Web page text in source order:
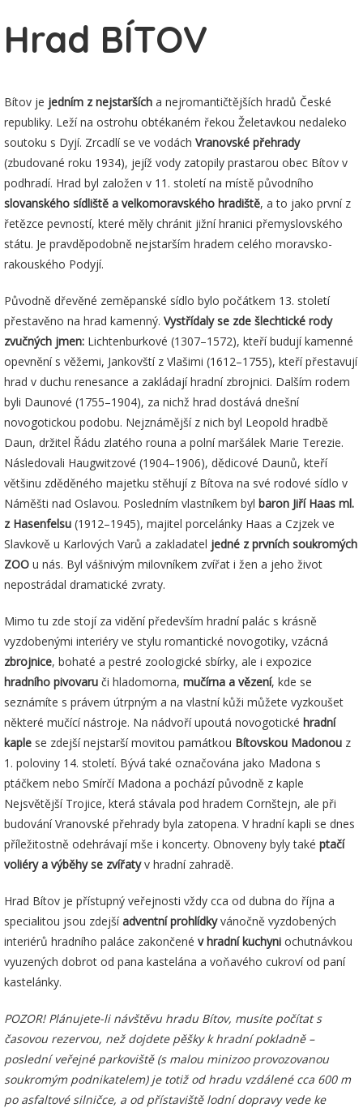
Hrad BÍTOV
Bítov je jedním z nejstarších a nejromantičtějších hradů České
republiky. Leží na ostrohu obtékaném řekou Želetavkou nedaleko
soutoku s Dyjí. Zrcadlí se ve vodách Vranovské přehrady
(zbudované roku 1934), jejíž vody zatopily prastarou obec Bítov v
podhradí. Hrad byl založen v 11. století na místě původního
slovanského sídliště a velkomoravského hradiště, a to jako první z
řetězce pevností, které měly chránit jižní hranici přemyslovského
státu. Je pravděpodobně nejstarším hradem celého moravsko-
rakouského Podyjí.
Původně dřevěné zeměpanské sídlo bylo počátkem 13. století
přestavěno na hrad kamenný. Vystřídaly se zde šlechtické rody
zvučných jmen: Lichtenburkové (1307–1572), kteří budují kamenné
opevnění s věžemi, Jankovští z Vlašimi (1612–1755), kteří přestavují
hrad v duchu renesance a zakládají hradní zbrojnici. Dalším rodem
byli Daunové (1755–1904), za nichž hrad dostává dnešní
novogotickou podobu. Nejznámější z nich byl Leopold hradbě
Daun, držitel Řádu zlatého rouna a polní maršálek Marie Terezie.
Následovali Haugwitzové (1904–1906), dědicové Daunů, kteří
většinu zděděného majetku stěhují z Bítova na své rodové sídlo v
Náměšti nad Oslavou. Posledním vlastníkem byl baron Jiří Haas ml.
z Hasenfelsu (1912–1945), majitel porcelánky Haas a Czjzek ve
Slavkově u Karlových Varů a zakladatel jedné z prvních soukromých
ZOO u nás. Byl vášnivým milovníkem zvířat i žen a jeho život
nepostrádal dramatické zvraty.
Mimo tu zde stojí za vidění především hradní palác s krásně
vyzdobenými interiéry ve stylu romantické novogotiky, vzácná
zbrojnice, bohaté a pestré zoologické sbírky, ale i expozice
hradního pivovaru či hladomorna, mučírna a vězení, kde se
seznámíte s právem útrpným a na vlastní kůži můžete vyzkoušet
některé mučící nástroje. Na nádvoří upoutá novogotické hradní
kaple se zdejší nejstarší movitou památkou Bítovskou Madonou z
1. poloviny 14. století. Bývá také označována jako Madona s
ptáčkem nebo Smírčí Madona a pochází původně z kaple
Nejsvětější Trojice, která stávala pod hradem Cornštejn, ale při
budování Vranovské přehrady byla zatopena. V hradní kapli se dnes
příležitostně odehrávají mše i koncerty. Obnoveny byly také ptačí
voliéry a výběhy se zvířatyv hradní zahradě.
Hrad Bítov je přístupný veřejnosti vždy cca od dubna do října a
specialitou jsou zdejšíadventní prohlídkyvánočně vyzdobených
interiérů hradního paláce zakončené v hradní kuchyni ochutnávkou
vyuzených dobrot od pana kastelána a voňavého cukroví od paní
kastelánky.
POZOR! Plánujete-li návštěvu hradu Bítov, musíte počítat s
časovou rezervou, než dojdete pěšky k hradní pokladně –
poslední veřejné parkoviště (s malou minizoo provozovanou
soukromým podnikatelem) je totiž od hradu vzdálené cca 600 m
po asfaltové silničce, a od přístaviště lodní dopravy vede ke